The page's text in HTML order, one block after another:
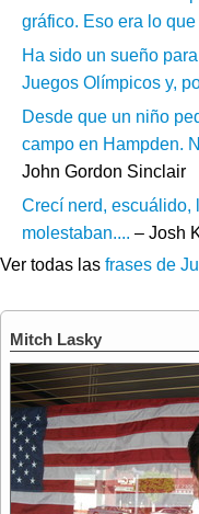
gráfico. Eso era lo
Ha sido un sueño
Juegos Olímpicos y,
Desde que un niño
campo en Hampden.
John Gordon Sinclair
Crecí nerd, escuálido,
molestaban.... – Josh
Ver todas las frases de
Mitch Lasky